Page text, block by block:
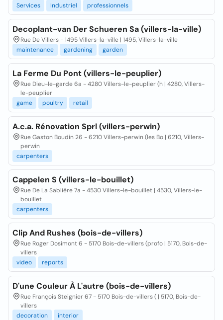
Services
Industriel professionnels
Decoplant-van Der Schueren Sa (villers-la-ville)
Rue De Villers - 1495 Villers-la-ville | 1495, Villers-la-ville
maintenance
gardening garden
La Ferme Du Pont (villers-le-peuplier)
Rue Dieu-le-garde 6a - 4280 Villers-le-peuplier (h | 4280, Villers-
le-peuplier
game
poultry retail
A.c.a. Rénovation Sprl (villers-perwin)
Rue Gaston Boudin 26 - 6210 Villers-perwin (les Bo | 6210, Villers-
perwin
carpenters
Cappelen S (villers-le-bouillet)
Rue De La Sablière 7a - 4530 Villers-le-bouillet | 4530, Villers-le-
bouillet
carpenters
Clip And Rushes (bois-de-villers)
Rue Roger Dosimont 6 - 5170 Bois-de-villers (profo | 5170, Bois-de-
villers
video
reports
D'une Couleur À L'autre (bois-de-villers)
Rue François Steignier 67 - 5170 Bois-de-villers ( | 5170, Bois-de-
villers
decoration
interior